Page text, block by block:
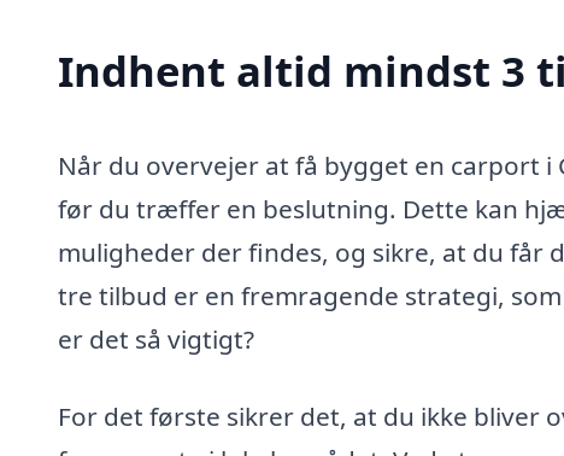
Indhent altid mindst 3
Når du overvejer at få bygget en carport
før du træffer en beslutning. Dette kan
muligheder der findes, og sikre, at du får
tre tilbud er en fremragende strategi,
er det så vigtigt?
For det første sikrer det, at du ikke bliver